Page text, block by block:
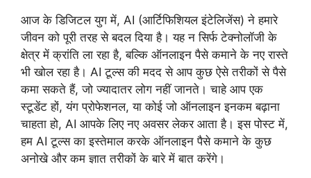
आज के डिजिटल युग में, AI (आर्टिफिशियल इंटेलिजेंस) ने हमारे
जीवन को पूरी तरह से बदल दिया है। यह न सिर्फ टेक्नोलॉजी के
क्षेत्र में क्रांति ला रहा है, बल्कि ऑनलाइन पैसे कमाने के नए रास्ते
भी खोल रहा है। AI टूल्स की मदद से आप कुछ ऐसे तरीकों से पैसे
कमा सकते हैं, जो ज्यादातर लोग नहीं जानते। चाहे आप एक
स्टूडेंट हों, यंग प्रोफेशनल, या कोई जो ऑनलाइन इनकम बढ़ाना
चाहता हो, AI आपके लिए नए अवसर लेकर आता है। इस पोस्ट में,
हम AI टूल्स का इस्तेमाल करके ऑनलाइन पैसे कमाने के कुछ
अनोखे और कम ज्ञात तरीकों के बारे में बात करेंगे।